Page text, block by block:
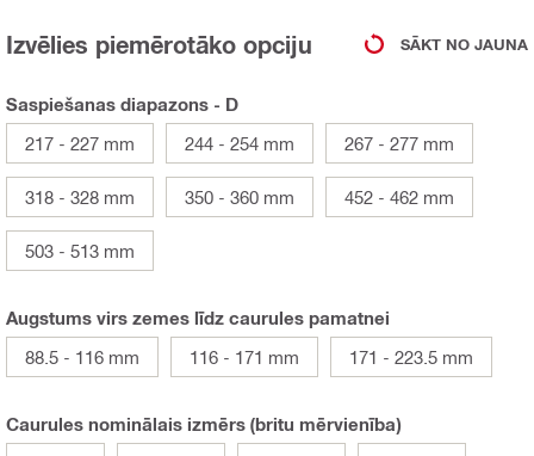
Izvēlies piemērotāko opciju SĀKT NO JAUNA
Saspiešanas diapazons - D
217 - 227 mm
244 - 254 mm 267 - 277 mm
318 - 328 mm 350 - 360 mm 452 - 462 mm
503 - 513 mm
Augstums virs zemes līdz caurules pamatnei
88.5 - 116 mm
116 - 171 mm 171 - 223.5 mm
Caurules nominālais izmērs (britu mērvienība)